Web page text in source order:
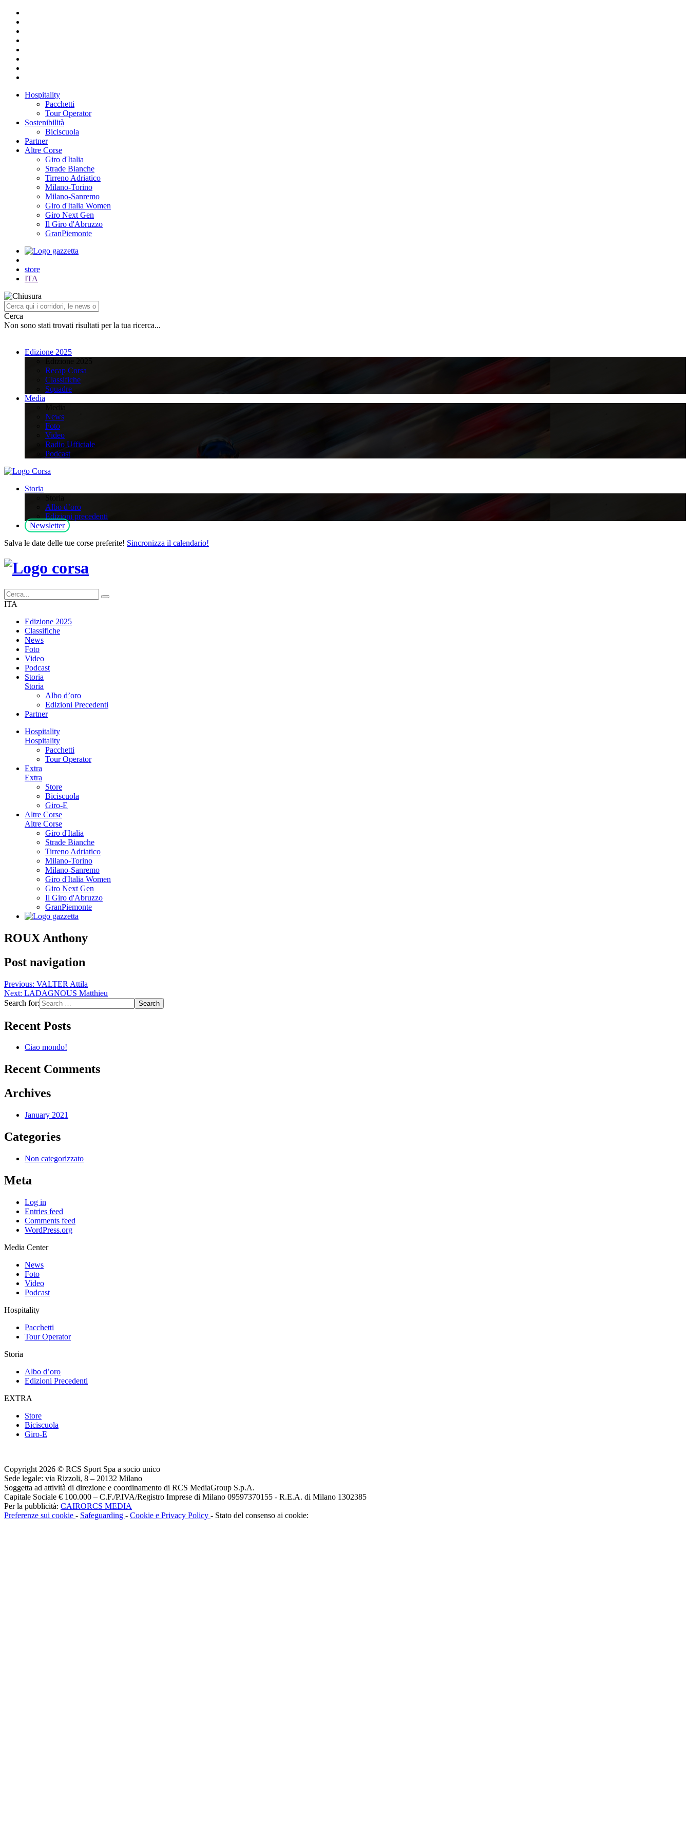
Hospitality
Pacchetti
Tour Operator
Sostenibilità
Biciscuola
Partner
Altre Corse
Giro d'Italia
Strade Bianche
Tirreno Adriatico
Milano-Torino
Milano-Sanremo
Giro d'Italia Women
Giro Next Gen
Il Giro d'Abruzzo
GranPiemonte
store
ITA
Cerca
Non sono stati trovati risultati per la tua ricerca...
Edizione 2025
Recap Corsa
Classifiche
Squadre
Media
News
Foto
Video
Radio Ufficiale
Podcast
Storia
Albo d’oro
Edizioni precedenti
Newsletter
Salva le date delle tue corse preferite! Sincronizza il calendario!
ITA
Edizione 2025
Classifiche
News
Foto
Video
Podcast
Storia
Storia
Albo d’oro
Edizioni Precedenti
Partner
Hospitality
Hospitality
Pacchetti
Tour Operator
Extra
Extra
Store
Biciscuola
Giro-E
Altre Corse
Altre Corse
Giro d'Italia
Strade Bianche
Tirreno Adriatico
Milano-Torino
Milano-Sanremo
Giro d'Italia Women
Giro Next Gen
Il Giro d'Abruzzo
GranPiemonte
ROUX Anthony
Post navigation
Previous: VALTER Attila
Next: LADAGNOUS Matthieu
Search for:
Recent Posts
Ciao mondo!
Recent Comments
Archives
January 2021
Categories
Non categorizzato
Meta
Log in
Entries feed
Comments feed
WordPress.org
Media Center
News
Foto
Video
Podcast
Hospitality
Pacchetti
Tour Operator
Storia
Albo d’oro
Edizioni Precedenti
EXTRA
Store
Biciscuola
Giro-E
Copyright 2026 © RCS Sport Spa a socio unico
Sede legale: via Rizzoli, 8 – 20132 Milano
Soggetta ad attività di direzione e coordinamento di RCS MediaGroup S.p.A.
Capitale Sociale € 100.000 – C.F./P.IVA/Registro Imprese di Milano 09597370155 - R.E.A. di Milano 1302385
Per la pubblicità: CAIRORCS MEDIA
Preferenze sui cookie - Safeguarding - Cookie e Privacy Policy - Stato del consenso ai cookie: